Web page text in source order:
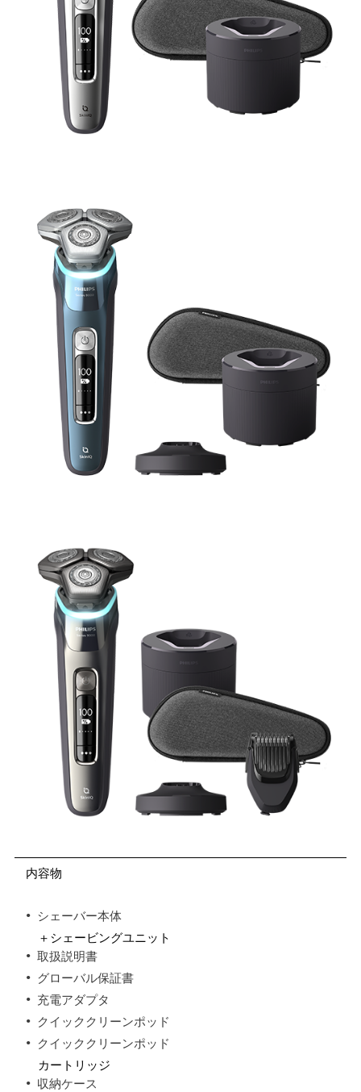
内容物
シェーバー本体
＋シェービングユニット
取扱説明書
グローバル保証書
充電アダプタ
クイッククリーンポッド
クイッククリーンポッド
カートリッジ
収納ケース